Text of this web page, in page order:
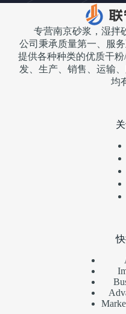
专营南京砂浆，湿拌
公司秉承质量第一、服
提供各种种类的优质干
发、生产、销售、运输
均